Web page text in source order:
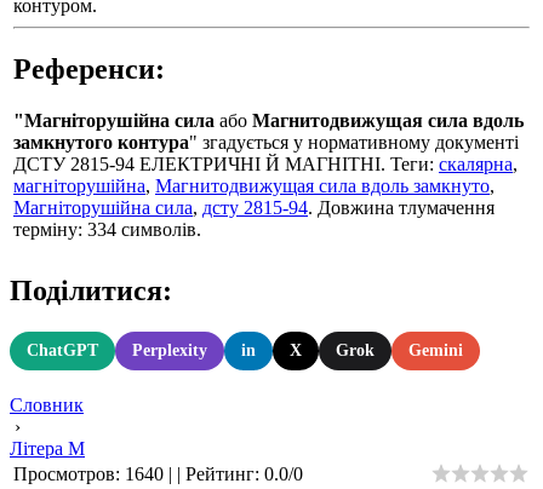
контуром.
Референси:
"Магніторушійна сила або Магнитодвижущая сила вдоль
замкнутого контура" згадується у нормативному документі
ДСТУ 2815-94 ЕЛЕКТРИЧНІ Й МАГНІТНІ. Теги: скалярна,
магніторушійна, Магнитодвижущая сила вдоль замкнуто,
Магніторушійна сила, дсту 2815-94. Довжина тлумачення
терміну: 334 символів.
Поділитися:
ChatGPT Perplexity in X Grok Gemini
Словник
›
Літера М
Просмотров: 1640 | | Рейтинг: 0.0/0